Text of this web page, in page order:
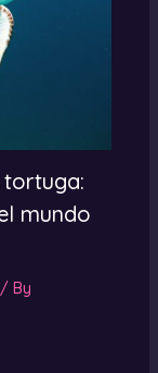
mundo
/ By